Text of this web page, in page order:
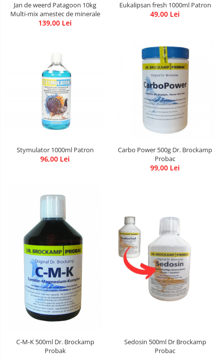
Jan de weerd Patagoon 10kg
Multi-mix amestec de minerale
139,00 Lei
Eukalipsan fresh 1000ml Patron
49,00 Lei
Stymulator 1000ml Patron
96,00 Lei
Carbo Power 500g Dr. Brockamp
Probac
99,00 Lei
C-M-K 500ml Dr. Brockamp
Probak
Sedosin 500ml Dr Brockamp
Probac